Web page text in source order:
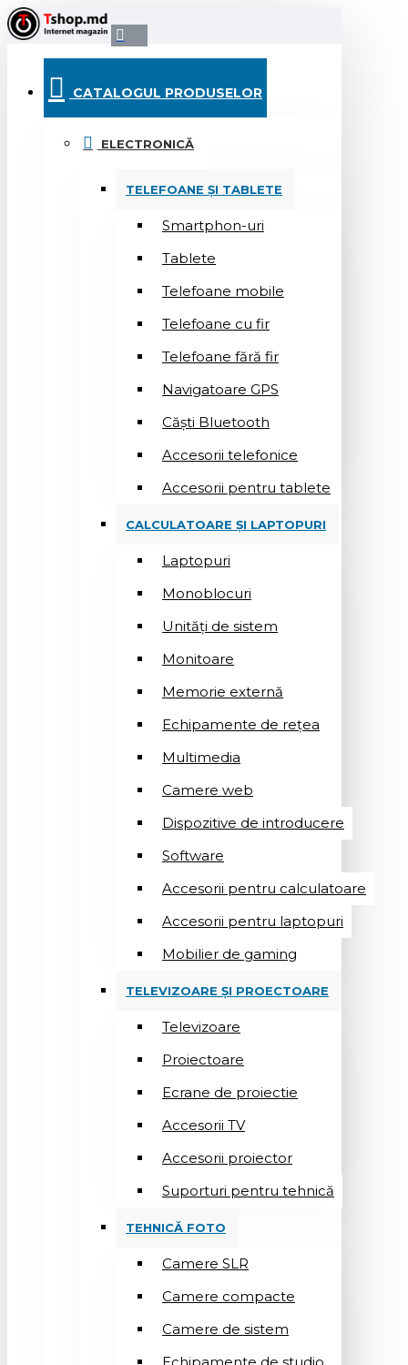
CATALOGUL PRODUSELOR
ELECTRONICĂ
TELEFOANE ȘI TABLETE
Smartphon-uri
Tablete
Telefoane mobile
Telefoane cu fir
Telefoane fără fir
Navigatoare GPS
Căști Bluetooth
Accesorii telefonice
Accesorii pentru tablete
CALCULATOARE ȘI LAPTOPURI
Laptopuri
Monoblocuri
Unități de sistem
Monitoare
Memorie externă
Echipamente de rețea
Multimedia
Camere web
Dispozitive de introducere
Software
Accesorii pentru calculatoare
Accesorii pentru laptopuri
Mobilier de gaming
TELEVIZOARE ȘI PROECTOARE
Televizoare
Proiectoare
Ecrane de proiectie
Accesorii TV
Accesorii proiector
Suporturi pentru tehnică
TEHNICĂ FOTO
Camere SLR
Camere compacte
Camere de sistem